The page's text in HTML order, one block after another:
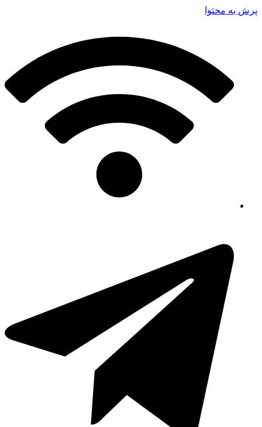
پرش به محتوا